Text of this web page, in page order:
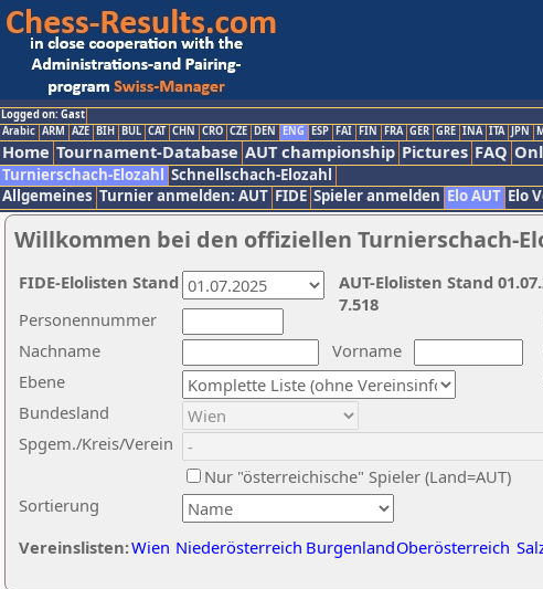
Logged on: Gast
Arabic ARM AZE BIH BUL CAT CHN CRO CZE DEN ENG ESP FAI FIN FRA GER GRE INA ITA JPN
Home Tournament-Database AUT championship Pictures FAQ
Turnierschach-Elozahl Schnellschach-Elozahl
Allgemeines Turnier anmelden: AUT FIDE Spieler anmelden Elo AUT Elo
Willkommen bei den offiziellen Turnierschach-
Nachname
Vorname
Ebene
Sortierung
Personennummer
Bundesland
Spgem./Kreis/Verein
Nur "österreichische" Spieler (Land=AUT)
Vereinslisten:Wien Niederösterreich BurgenlandOberösterreich
AUT-Elolisten Stand
7.518
FIDE-Elolisten Stand